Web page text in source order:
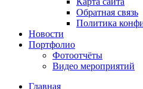
Обратная связь
Политика
Новости
Портфолио
Фотоотчёты
Видео мероприятий
Главная